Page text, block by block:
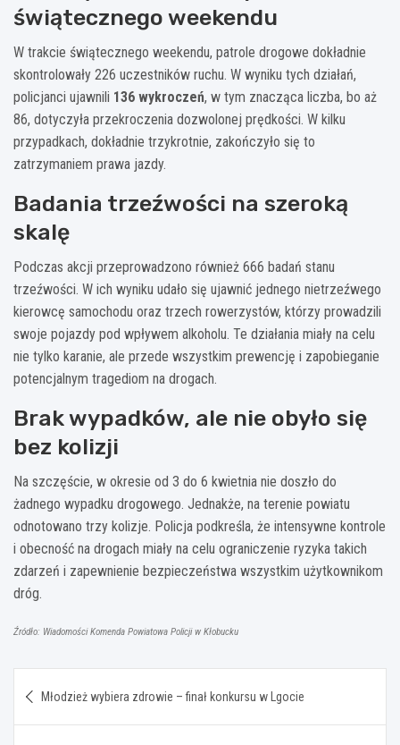
świątecznego weekendu
W trakcie świątecznego weekendu, patrole drogowe dokładnie
skontrolowały 226 uczestników ruchu. W wyniku tych działań,
policjanci ujawnili 136 wykroczeń, w tym znacząca liczba, bo aż
86, dotyczyła przekroczenia dozwolonej prędkości. W kilku
przypadkach, dokładnie trzykrotnie, zakończyło się to
zatrzymaniem prawa jazdy.
Badania trzeźwości na szeroką
skalę
Podczas akcji przeprowadzono również 666 badań stanu
trzeźwości. W ich wyniku udało się ujawnić jednego nietrzeźwego
kierowcę samochodu oraz trzech rowerzystów, którzy prowadzili
swoje pojazdy pod wpływem alkoholu. Te działania miały na celu
nie tylko karanie, ale przede wszystkim prewencję i zapobieganie
potencjalnym tragediom na drogach.
Brak wypadków, ale nie obyło się
bez kolizji
Na szczęście, w okresie od 3 do 6 kwietnia nie doszło do
żadnego wypadku drogowego. Jednakże, na terenie powiatu
odnotowano trzy kolizje. Policja podkreśla, że intensywne kontrole
i obecność na drogach miały na celu ograniczenie ryzyka takich
zdarzeń i zapewnienie bezpieczeństwa wszystkim użytkownikom
dróg.
Źródło: Wiadomości Komenda Powiatowa Policji w Kłobucku
wpisu
Młodzież wybiera zdrowie – finał konkursu w Lgocie